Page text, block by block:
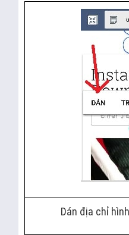
Dán địa chỉ